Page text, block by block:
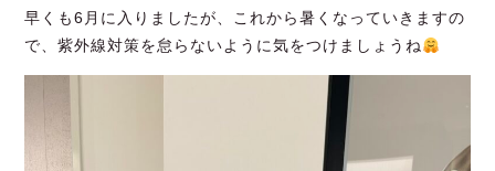
© 2023 T’s Kiss
早くも6月に入りましたが、これから暑くなっていきますの
で、紫外線対策を怠らないように気をつけましょうね